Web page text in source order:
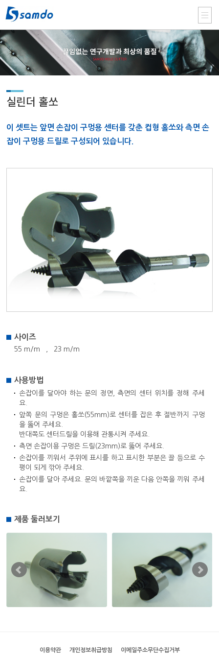
실린더 홀쏘
이 셋트는 앞면 손잡이 구멍용 센터를 갖춘 컵형 홀쏘와 측면 손
잡이 구멍용 드릴로 구성되어 있습니다.
사이즈
55 m/m , 23 m/m
사용방법
손잡이를 달아야 하는 문의 정면, 측면의 센터 위치를 정해 주세
요.
앞쪽 문의 구멍은 홀쏘(55mm)로 센터를 잡은 후 절반까지 구멍
을 뚫어 주세요.
반대쪽도 센터드릴을 이용해 관통시켜 주세요.
측면 손잡이용 구멍은 드릴(23mm)로 뚫어 주세요.
손잡이를 끼워서 주위에 표시를 하고 표시한 부분은 끌 등으로 수
평이 되게 깎아 주세요.
손잡이를 달아 주세요. 문의 바깥쪽을 끼운 다음 안쪽을 끼워 주세
요.
제품 둘러보기
이용약관 개인정보취급방침 이메일주소무단수집거부